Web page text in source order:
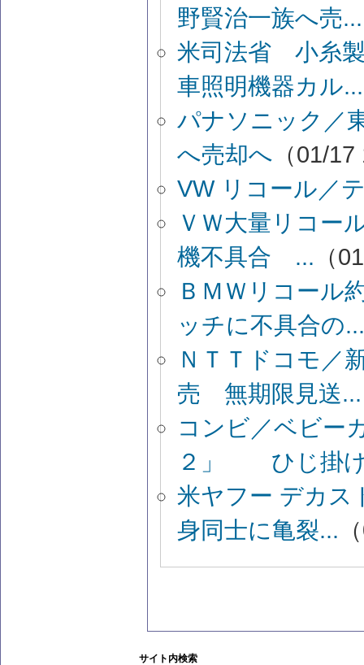
野賢治一族へ売...
米司法省 小糸
車照明機器カル...
パナソニック／
へ売却へ （01/
VW リコール／
ＶＷ大量リコー
機不具合 ... （
ＢＭＷリコール
ッチに不具合の...
ＮＴＴドコモ／
売 無期限見送...
コンビ／ベビー
２」 ひじ掛
米ヤフー デカ
身同士に亀裂...
サイト内検索